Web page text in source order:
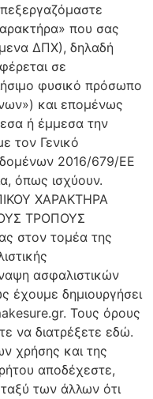
που σας
ΔΠΧ), δηλαδή
σε
φυσικό πρόσωπο
και επομένως
ή έμμεσα την
τον Γενικό
2016/679/ΕΕ
όπως ισχύουν.
ΧΑΡΑΚΤΗΡΑ
ΤΡΟΠΟΥΣ
στον τομέα της
ασφαλιστικών
δημιουργήσει
Τους όρους
να διατρέξετε εδώ.
χρήσης και της
αποδέχεστε,
των άλλων ότι